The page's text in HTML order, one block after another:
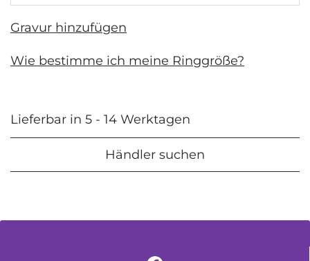
Gravur hinzufügen
Wie bestimme ich meine Ringgröße?
Lieferbar in 5 - 14 Werktagen
Händler suchen